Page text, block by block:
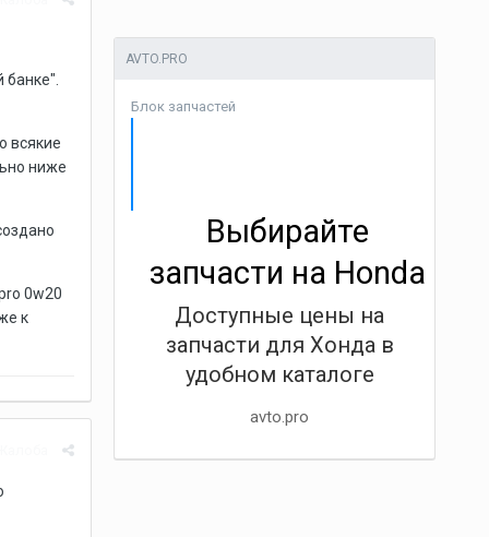
всякие
ниже
0w20
к
AVTO.PRO
Блок запчастей
Выбирайте
запчасти на Honda
Доступные цены на
запчасти для Хонда в
удобном каталоге
avto.pro